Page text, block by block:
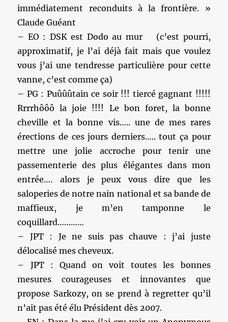
immédiatement reconduits à la frontière. »
Claude Guéant
– EO : DSK est Dodo au mur (c’est pourri,
approximatif, je l’ai déjà fait mais que voulez
vous j’ai une tendresse particulière pour cette
vanne, c’est comme ça)
– PG : Puûûûtain ce soir !!! tiercé gagnant !!!!!
Rrrrhôôô la joie !!!! Le bon foret, la bonne
cheville et la bonne vis….. une de mes rares
érections de ces jours derniers….. tout ça pour
mettre une jolie accroche pour tenir une
passementerie des plus élégantes dans mon
entrée…. alors je peux vous dire que les
saloperies de notre nain national et sa bande de
maffieux, je m’en tamponne le
coquillard…………
– JPT : Je ne suis pas chauve : j’ai juste
délocalisé mes cheveux.
– JPT : Quand on voit toutes les bonnes
mesures courageuses et innovantes que
propose Sarkozy, on se prend à regretter qu’il
n’ait pas été élu Président dès 2007.